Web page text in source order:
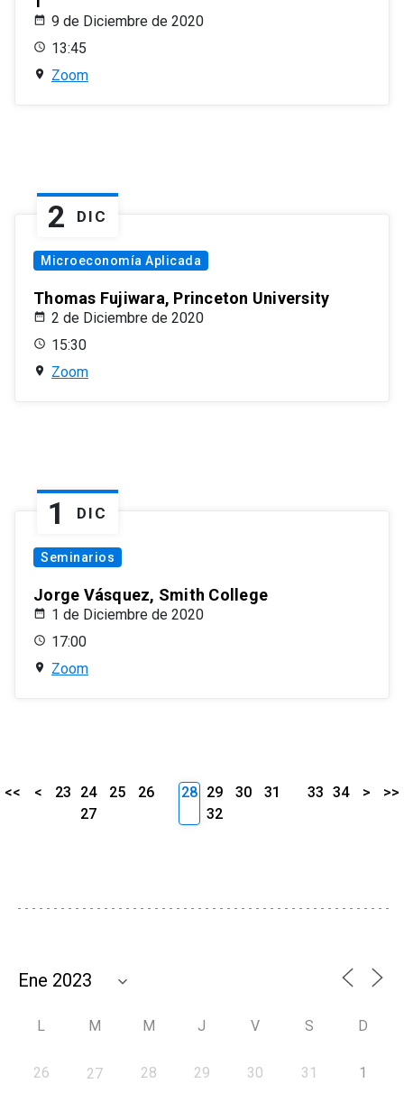
9 de Diciembre de 2020
13:45
Zoom
2 DIC
Microeconomía Aplicada
Thomas Fujiwara, Princeton University
2 de Diciembre de 2020
15:30
Zoom
1 DIC
Seminarios
Jorge Vásquez, Smith College
1 de Diciembre de 2020
17:00
Zoom
<< < 23 24 25
26
27
28 29 30
31
32
33 34 > >>
L M M J V S D
26 27 28 29 30 31 1